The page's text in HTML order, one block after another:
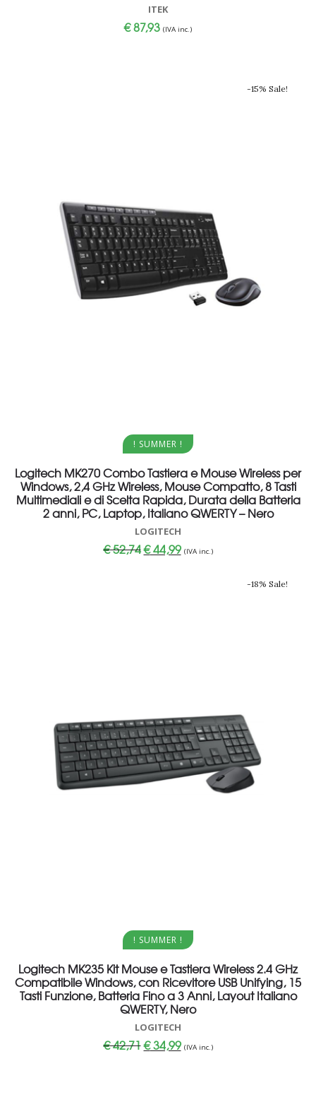
ITEK
€87,93 (IVA inc.)
-15% Sale!
Aggiungi al carrello
! SUMMER !
Logitech MK270 Combo Tastiera e Mouse Wireless per
Windows, 2,4 GHz Wireless, Mouse Compatto, 8 Tasti
Multimediali e di Scelta Rapida, Durata della Batteria
2 anni, PC, Laptop, Italiano QWERTY – Nero
LOGITECH
€52,74Il
prezzo
€44,99Il
prezzo
(IVA inc.)
-18% Sale!
Aggiungi al carrello
! SUMMER !
Logitech MK235 Kit Mouse e Tastiera Wireless 2.4 GHz
Compatibile Windows, con Ricevitore USB Unifying, 15
Tasti Funzione, Batteria Fino a 3 Anni, Layout Italiano
QWERTY, Nero
LOGITECH
€42,71Il
prezzo
€34,99Il
prezzo
(IVA inc.)